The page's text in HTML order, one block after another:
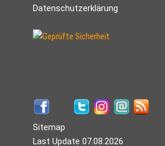
Datenschutzerklärung
Sitemap
Last Update 07.08.2026